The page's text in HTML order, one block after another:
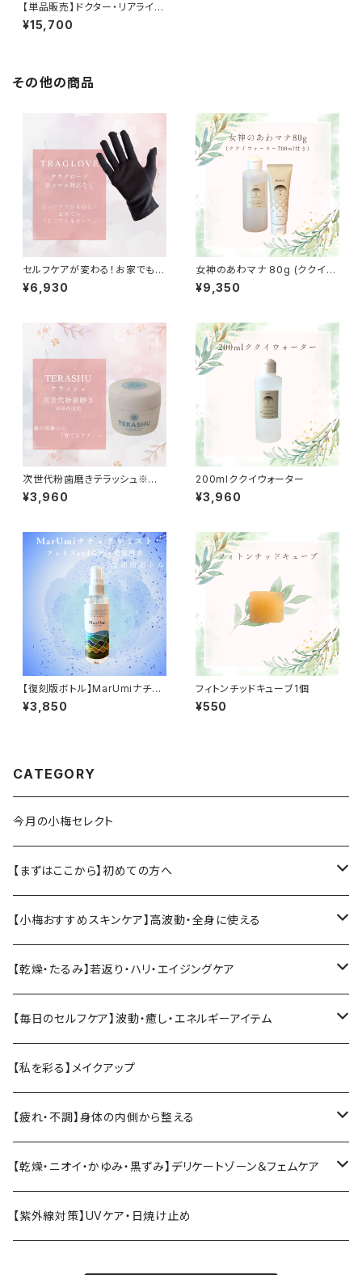
【単品販売】ドクター・リアライズ
美腸ドリンク720ml 無添加
無着色 保存料無し ・アセロラ味
¥15,700
その他の商品
セルフケアが変わる！お家でも
「どこでも全身ケア」テラグロー
ブ※スマホ対応なし
¥6,930
女神のあわマナ 80g (ククイウ
ォーター200ml付き)
¥9,350
次世代粉歯磨きテラッシュ※歯
ブラシは付いていません
¥3,960
200mlククイウォーター
¥3,960
【復刻版ボトル】MarUmiナチュ
ラルミスト フェイスandボディ
美容液水150ml
¥3,850
フィトンチッドキューブ1個
¥550
CATEGORY
今月の小梅セレクト
【まずはここから】初めての方へ
小梅おすすめ基本セット
【小梅おすすめスキンケア】高波動・全身に使える
ソマチットククイ化粧品
ヴィーガンジェル
ククイウォーター・プレミアムウォーター
【乾燥・たるみ】若返り・ハリ・エイジングケア
【Vianne】シリーズ
【KIREI】シリーズ
MarUmi
【毎日のセルフケア】波動・癒し・エネルギーアイテム
テラヘルツ
温活・身体ケア
ブラシ
CBD
バスソルト
【私を彩る】メイクアップ
【疲れ・不調】身体の内側から整える
エラスチン
エクソソームドリンク
【乾燥・ニオイ・かゆみ・黒ずみ】デリケートゾーン＆フェムケア
デリケートゾーン・フェムケア
【紫外線対策】UVケア・日焼け止め